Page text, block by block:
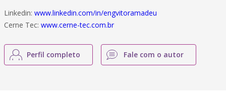
Linkedin: www.linkedin.com/in/engvitoramadeu
Cerne Tec: www.cerne-tec.com.br
Perfil completo Fale com o autor